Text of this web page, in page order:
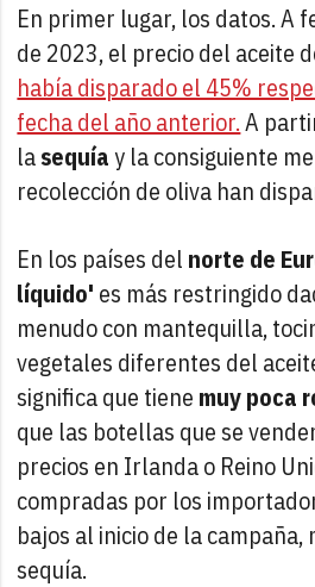
En primer lugar, los datos. A
de 2023, el precio del aceite
había disparado el 45%
fecha del año anterior.A
lasequíay la consiguiente
recolección de oliva han
En los países del norte de
líquido' es más restringido
menudo con mantequilla,
vegetales diferentes del
significa que tiene muy poca
que las botellas que se
precios en Irlanda o Reino
compradas por los
bajos al inicio de la campaña,
sequía.